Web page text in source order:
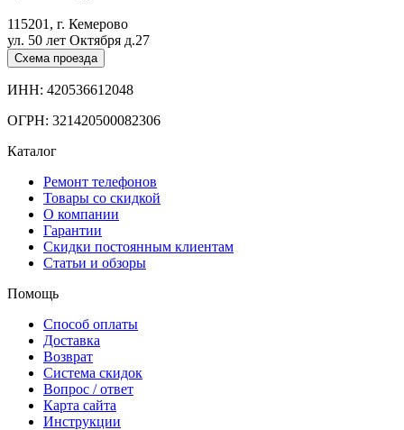
115201, г. Кемерово
ул. 50 лет Октября д.27
Схема проезда
ИНН: 420536612048
ОГРН: 321420500082306
Каталог
Ремонт телефонов
Товары со скидкой
О компании
Гарантии
Скидки постоянным клиентам
Статьи и обзоры
Помощь
Способ оплаты
Доставка
Возврат
Система скидок
Вопрос / ответ
Карта сайта
Инструкции